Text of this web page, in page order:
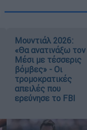
Μουντιάλ 2026:
«Θα ανατινάξω τον
Μέσι με τέσσερις
βόμβες» - Οι
τρομοκρατικές
απειλές που
ερεύνησε το FBI